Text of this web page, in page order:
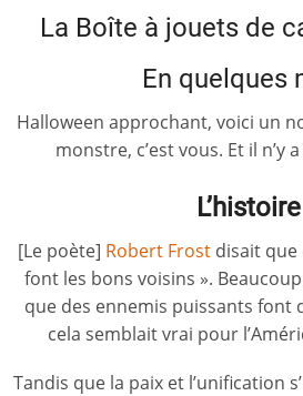
La Boîte à jouets de
En quelques
Halloween approchant, voici un
monstre, c’est vous. Et il n’y
L’histoire
[Le poète] Robert Frost disait que
font les bons voisins ».
que des ennemis puissants font
cela semblait vrai pour
Tandis que la paix et l’unification